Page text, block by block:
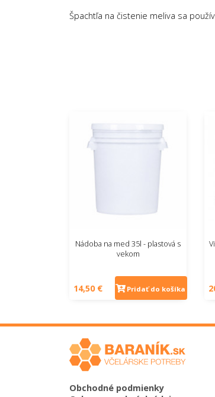
Špachtľa na čistenie meliva sa
Nádoba na med 35l - plastová s
vekom
14,50 € Pridať do košíka
Obchodné podmienky